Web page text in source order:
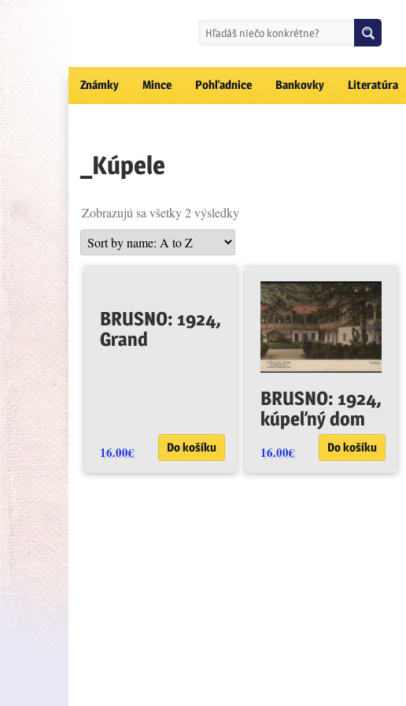
Známky Mince Pohľadnice Bankovky Literatúra
_Kúpele
Zobrazujú sa všetky 2 výsledky
BRUSNO: 1924,
Grand
16.00€ Do košíku
BRUSNO: 1924,
kúpeľný dom
16.00€ Do košíku